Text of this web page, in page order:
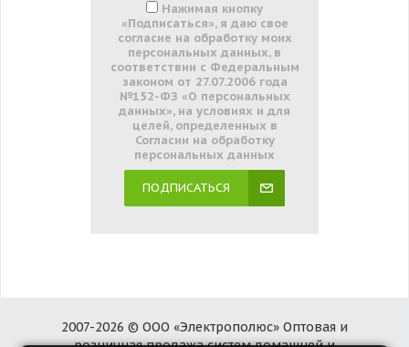
Нажимая кнопку
«Подписаться», я даю свое
согласие на обработку моих
персональных данных, в
соответствии с Федеральным
законом от 27.07.2006 года
№152-ФЗ «О персональных
данных», на условиях и для
целей, определенных в
Согласии на обработку
персональных данных
ПОДПИСАТЬСЯ
2007-2026 © ООО «Электрополюс» Оптовая и